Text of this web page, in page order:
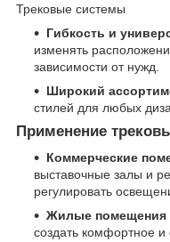
Трековые системы
Гибкость и
изменять
зависимости от нужд.
Широкий
стилей для любых
Применение
Коммерческие
выставочные залы и
регулировать
Жилые помещения
создать комфортное